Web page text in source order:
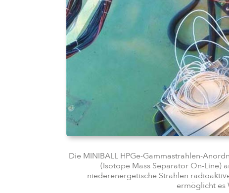
Die MINIBALL HPGe-Gammastrahlen-
(Isotope Mass Separator On-Line)
niederenergetische Strahlen
ermöglicht es